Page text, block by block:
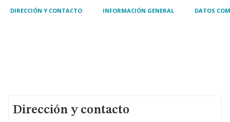
DIRECCIÓN Y CONTACTO INFORMACIÓN GENERAL DATOS
Dirección y contacto